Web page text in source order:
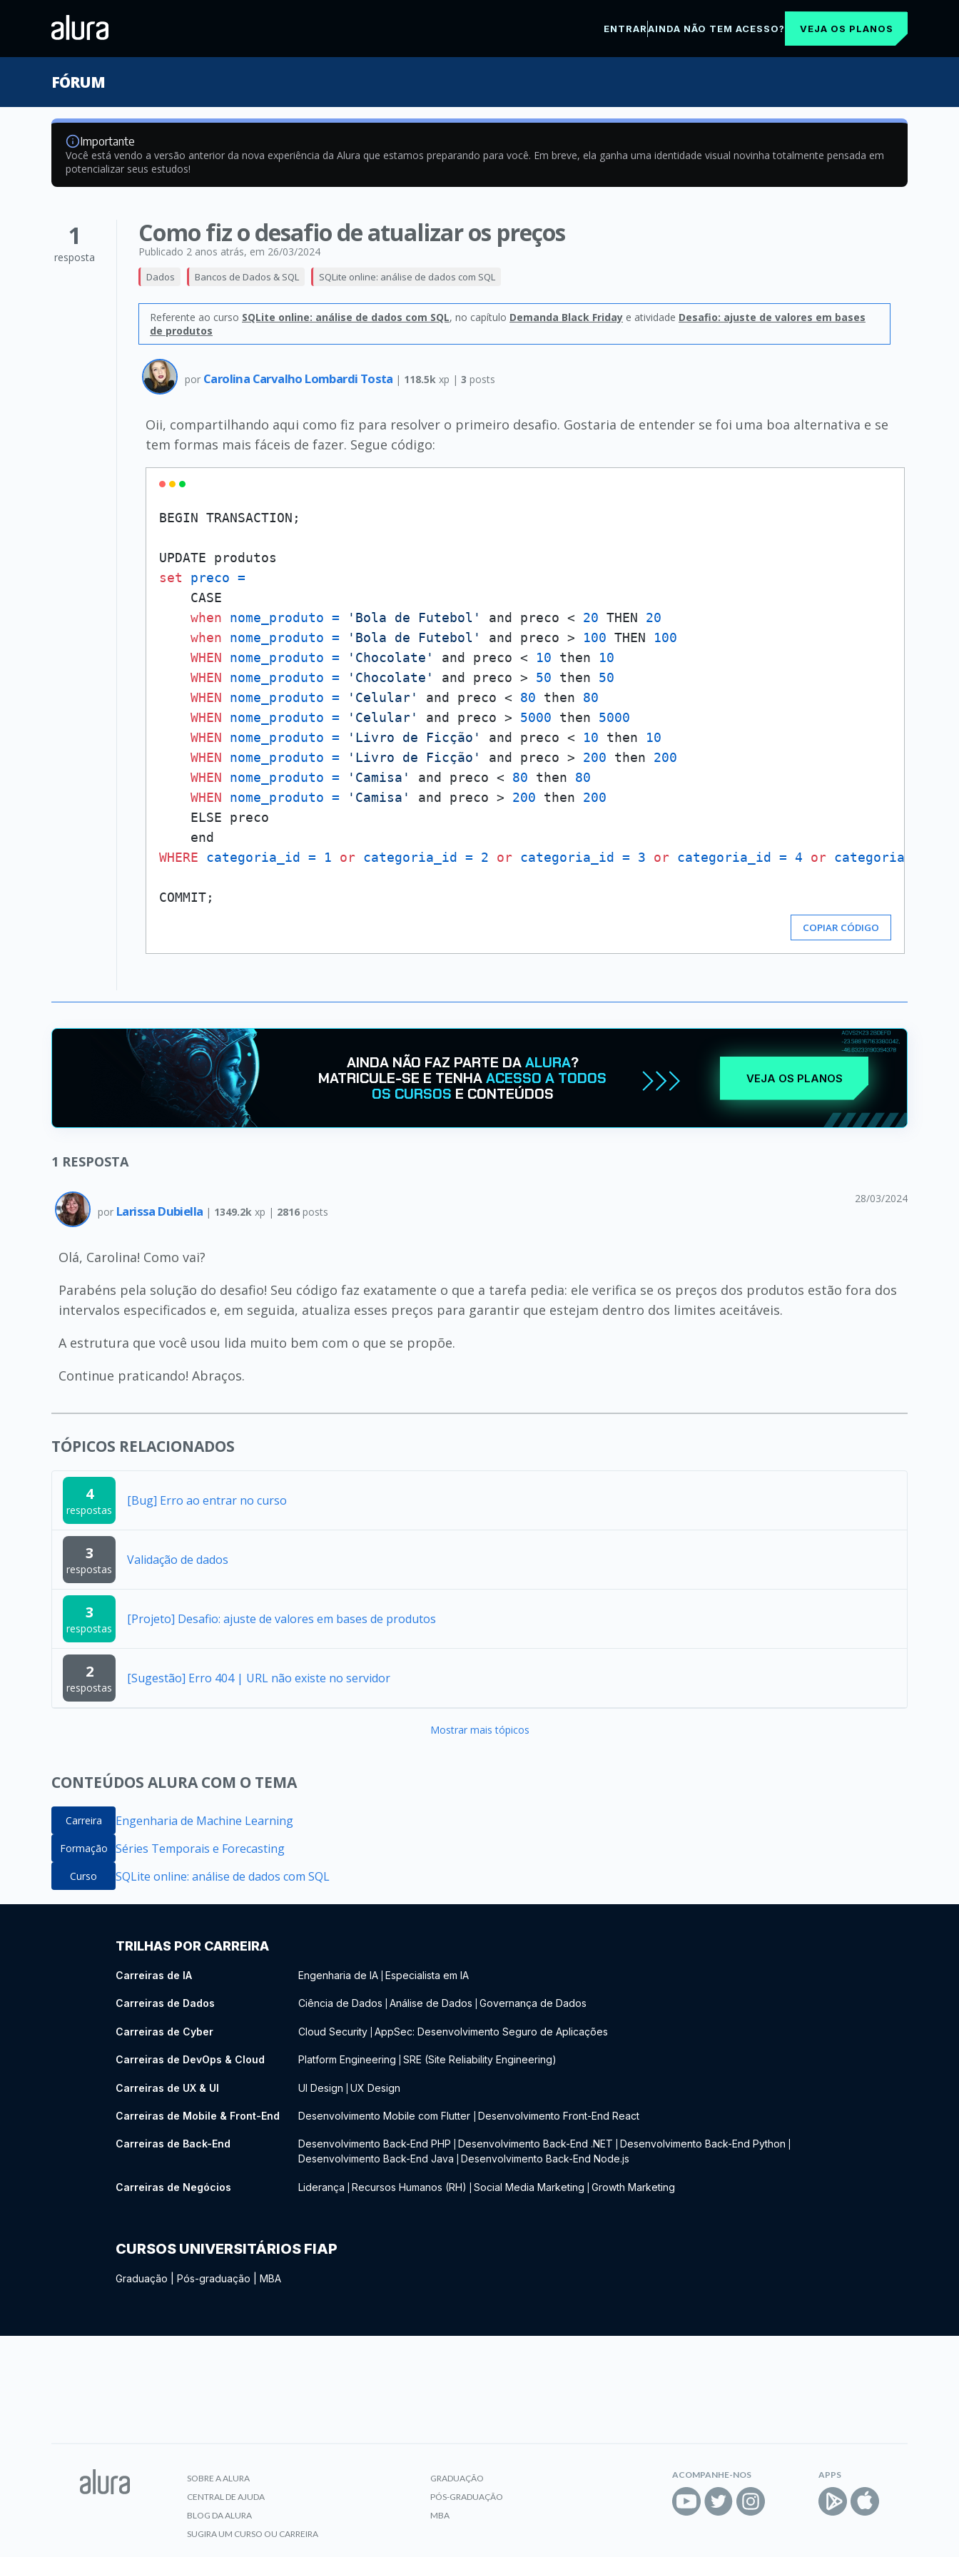
ENTRARAINDA NÃO TEM ACESSO? VEJA OS PLANOS
FÓRUM
Importante
Você está vendo a versão anterior da nova experiência da Alura que estamos preparando para você. Em breve, ela ganha uma identidade visual novinha totalmente pensada em
potencializar seus estudos!
1
resposta
Como fiz o desafio de atualizar os preços
Publicado 2 anos atrás, em 26/03/2024
Dados Bancos de Dados & SQL SQLite online: análise de dados com SQL
Referente ao curso SQLite online: análise de dados com SQL, no capítulo Demanda Black Friday e atividade Desafio: ajuste de valores em bases
de produtos
por Carolina Carvalho Lombardi Tosta | 118.5k xp |3 posts
Oii, compartilhando aqui como fiz para resolver o primeiro desafio. Gostaria de entender se foi uma boa alternativa e se
tem formas mais fáceis de fazer. Segue código:
BEGIN TRANSACTION;
set
preco =
    CASE
when
nome_produto = 'Bola de Futebol' and preco < 20 THEN 20
when
nome_produto = 'Bola de Futebol' and preco > 100 THEN 100
WHEN
nome_produto = 'Chocolate' and preco < 10 then 10
WHEN
nome_produto = 'Chocolate' and preco > 50 then 50
WHEN
nome_produto = 'Celular' and preco < 80 then 80
WHEN
nome_produto = 'Celular' and preco > 5000 then 5000
WHEN
nome_produto = 'Livro de Ficção' and preco < 10 then 10
WHEN
nome_produto = 'Livro de Ficção' and preco > 200 then 200
WHEN
nome_produto = 'Camisa' and preco < 80 then 80
WHEN
nome_produto = 'Camisa' and preco > 200 then 200
    ELSE preco
WHERE
categoria_id = 1 or categoria_id = 2 or categoria_id = 3 or categoria_id = 4 or categoria_id
COPIAR CÓDIGO
AINDA NÃO FAZ PARTE DAALURA?
MATRICULE-SE E TENHAACESSO A TODOS
OS CURSOS E CONTEÚDOS
VEJA OS PLANOS
1 RESPOSTA
por Larissa Dubiella | 1349.2k xp | 2816posts
28/03/2024
Olá, Carolina! Como vai?
Parabéns pela solução do desafio! Seu código faz exatamente o que a tarefa pedia: ele verifica se os preços dos produtos estão fora dos
intervalos especificados e, em seguida, atualiza esses preços para garantir que estejam dentro dos limites aceitáveis.
A estrutura que você usou lida muito bem com o que se propõe.
Continue praticando! Abraços.
TÓPICOS RELACIONADOS
4
respostas
[Bug] Erro ao entrar no curso
3
respostas
Validação de dados
3
respostas
[Projeto] Desafio: ajuste de valores em bases de produtos
2
respostas
[Sugestão] Erro 404 | URL não existe no servidor
Mostrar mais tópicos
CONTEÚDOS ALURA COM O TEMA
Carreira Engenharia de Machine Learning
Formação Séries Temporais e Forecasting
Curso SQLite online: análise de dados com SQL
TRILHAS POR CARREIRA
Carreiras de IA Engenharia de IA Especialista em IA
Carreiras de Dados Ciência de Dados Análise de Dados Governança de Dados
Carreiras de Cyber Cloud Security AppSec: Desenvolvimento Seguro de Aplicações
Carreiras de DevOps & Cloud Platform Engineering SRE (Site Reliability Engineering)
Carreiras de UX & UI UI Design UX Design
Carreiras de Mobile & Front-End Desenvolvimento Mobile com Flutter Desenvolvimento Front-End React
Carreiras de Back-End Desenvolvimento Back-End PHP Desenvolvimento Back-End .NET Desenvolvimento Back-End Python
Desenvolvimento Back-End Java Desenvolvimento Back-End Node.js
Carreiras de Negócios Liderança Recursos Humanos (RH) Social Media Marketing Growth Marketing
CURSOS UNIVERSITÁRIOS FIAP
Graduação Pós-graduação MBA
SOBRE A ALURA
CENTRAL DE AJUDA
BLOG DA ALURA
SUGIRA UM CURSO OU CARREIRA
GRADUAÇÃO
PÓS-GRADUAÇÃO
MBA
ACOMPANHE-NOS APPS